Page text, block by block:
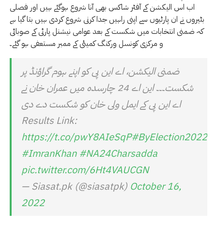
اب اس الیکشن کے آفٹر شاکس بھی آنا شروع ہوگئے ہیں اور فصلی
بٹیروں نے ان پارٹیوں سے اپنی راہیں جدا کرنی شروع کردی ہیں بتا گیا ہے
کہ ضمنی انتخابات میں شکست کے بعد عوامی نیشنل پارٹی کے صوبائی
و مرکزی کونسل ورکنگ کمیٹی کے ممبر مستعفی ہو گئے۔
ضمنی الیکشن، اے این پی کو اپنے ہوم گراؤنڈ پر
شکست۔۔۔ این اے 24 چارسدہ میں عمران خان نے
اے این پی کے ایمل ولی خان کو شکست دے دی
Results Link:
https://t.co/pwY8AIeSqP#ByElection2022
#ImranKhan #NA24Charsadda
pic.twitter.com/6Ht4VAUCGN
— Siasat.pk (@siasatpk) October 16,
2022